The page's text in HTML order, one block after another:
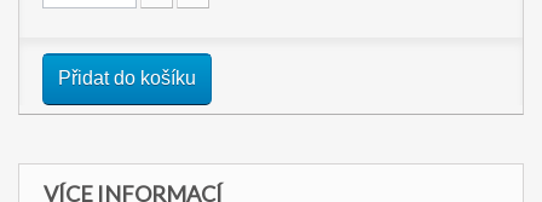
Přidat do košíku
VÍCE INFORMACÍ